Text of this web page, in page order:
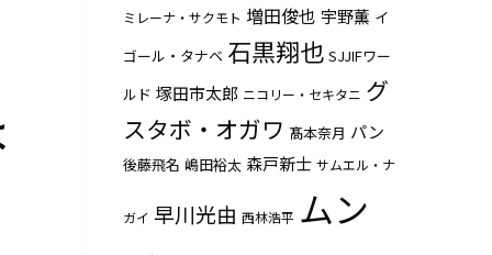
ミレーナ・サクモト 増田俊也 宇野薫 イ
ゴール・タナベ 石黒翔也 SJJIFワー
ルド 塚田市太郎 ニコリー・セキタニ グ
スタボ・オガワ 髙本奈月 パン
後藤飛名 嶋田裕太 森戸新士 サムエル・ナ
ガイ 早川光由 西林浩平 ムン